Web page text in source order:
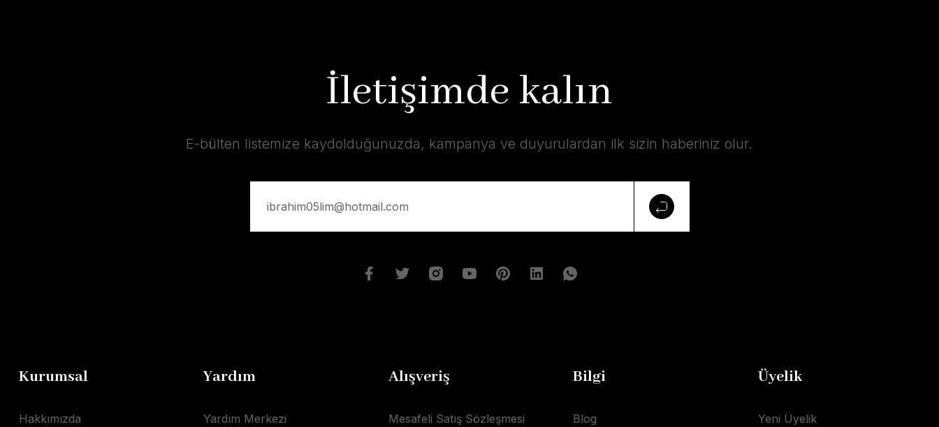
İletişimde kalın
E-bülten listemize kaydolduğunuzda, kampanya ve duyurulardan ilk sizin haberiniz olur.
Kurumsal
Hakkımızda
Yardım
Yardım Merkezi
Alışveriş
Mesafeli Satış Sözleşmesi
Bilgi
Blog
Üyelik
Yeni Üyelik